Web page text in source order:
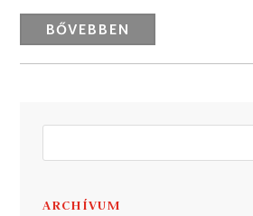
BŐVEBBEN
ARCHÍVUM